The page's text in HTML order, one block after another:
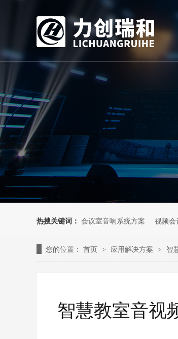
热搜关键词： 会议室音响系统方案 视频
您的位置： 首页 > 应用解决方案 > 智
智慧教室音视